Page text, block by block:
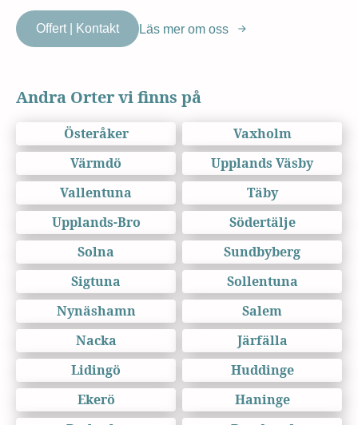
Offert | Kontakt Läs mer om oss
Andra Orter vi finns på
Österåker
Vaxholm
Värmdö
Upplands Väsby
Vallentuna
Täby
Upplands-Bro
Södertälje
Solna
Sundbyberg
Sigtuna
Sollentuna
Nynäshamn
Salem
Nacka
Järfälla
Lidingö
Huddinge
Ekerö
Haninge